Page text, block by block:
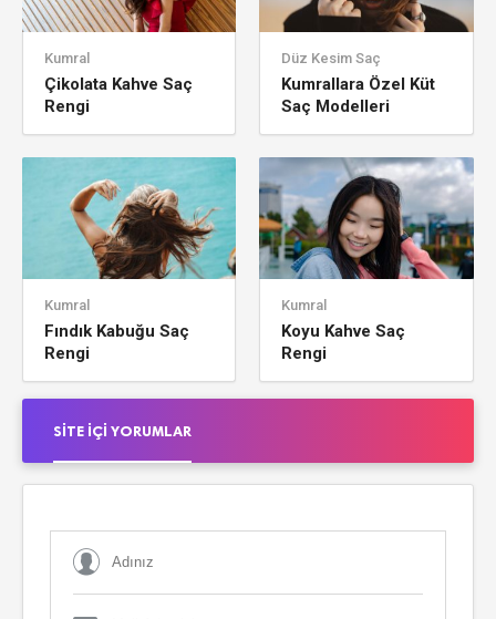
Kumral
Çikolata Kahve Saç
Rengi
Düz Kesim Saç
Kumrallara Özel Küt
Saç Modelleri
Kumral
Fındık Kabuğu Saç
Rengi
Kumral
Koyu Kahve Saç
Rengi
SITE İÇI YORUMLAR